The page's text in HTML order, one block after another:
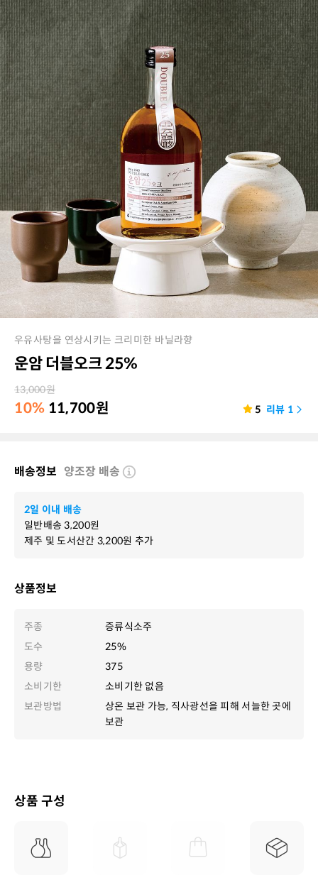
우유사탕을 연상시키는 크리미한 바닐라향
운암 더블오크 25%
13,000원
10% 11,700원 5 리뷰 1
상품정보
주종
증류식소주
도수
25%
용량
375
소비기한
소비기한 없음
보관방법
상온 보관 가능, 직사광선을 피해 서늘한 곳에
보관
배송정보 양조장 배송
2일 이내 배송
일반배송3,200원
제주 및 도서산간 3,200원 추가
상품 구성